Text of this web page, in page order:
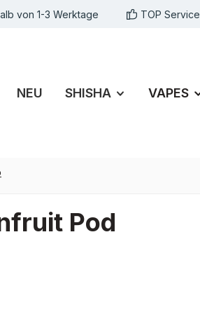
von 1-3 Werktage TOP Service
NEU SHISHA VAPES
Pod